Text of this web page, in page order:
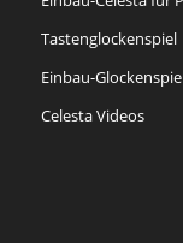
Tastenglockenspiel
Einbau-
Celesta Videos